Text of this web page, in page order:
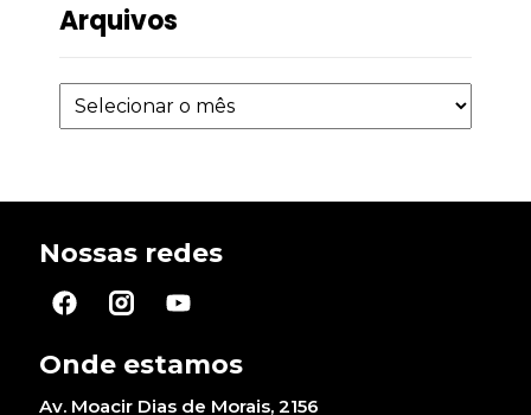
Arquivos
Nossas redes
Onde estamos
Av. Moacir Dias de Morais, 2156